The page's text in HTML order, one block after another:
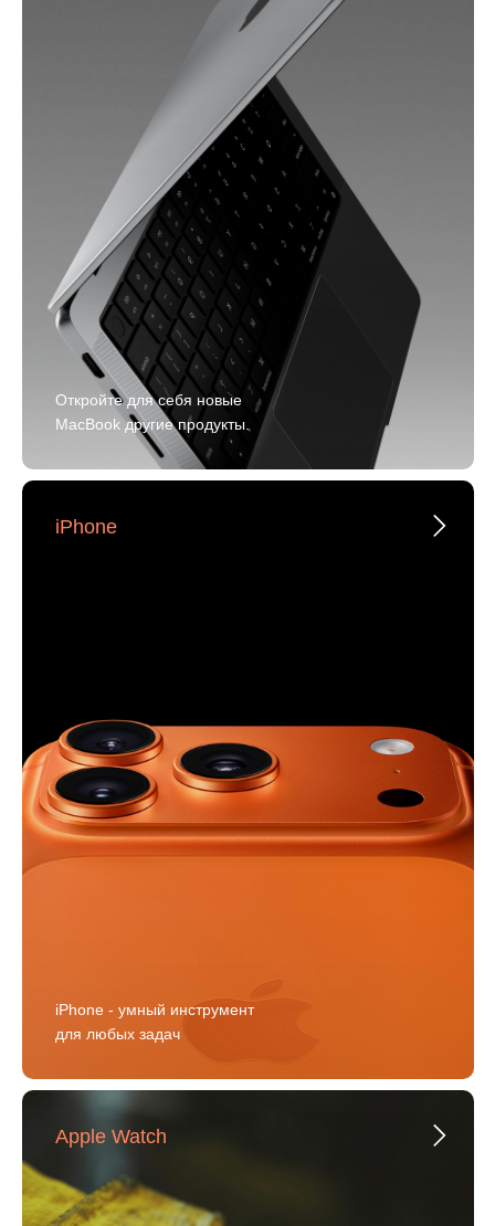
Откройте для себя новые
MacBook другие продукты.
iPhone
iPhone - умный инструмент
для любых задач
Apple Watch